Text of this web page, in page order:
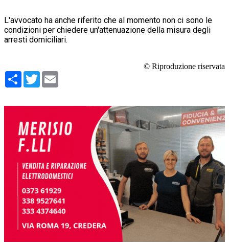
L'avvocato ha anche riferito che al momento non ci sono le
condizioni per chiedere un'attenuazione della misura degli
arresti domiciliari.
© Riproduzione riservata
Condividi
Twitter